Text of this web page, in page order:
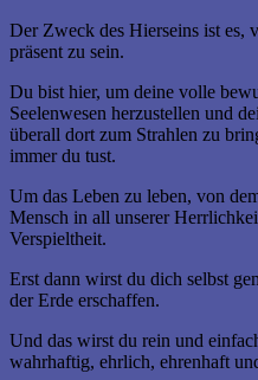
Der Zweck des Hierseins ist es,
präsent zu sein.
Du bist hier, um deine volle
Seelenwesen herzustellen und
überall dort zum Strahlen zu
immer du tust.
Um das Leben zu leben, von
Mensch in all unserer
Verspieltheit.
Erst dann wirst du dich selbst
der Erde erschaffen.
Und das wirst du rein und
wahrhaftig, ehrlich, ehrenhaft